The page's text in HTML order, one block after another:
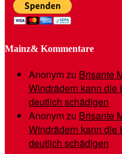
Mainz& Kommentare
Anonymzu Brisante
Windrädern kann die
deutlich schädigen
Anonymzu Brisante
Windrädern kann die
deutlich schädigen